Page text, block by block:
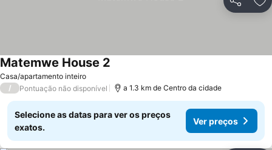
Partilhar
Casa/apartamento inteiro
Matemwe House 2
/ Pontuação não disponível a 1.3 km de Centro da cidade
Selecione as datas para ver os preços
exatos.
Ver preços